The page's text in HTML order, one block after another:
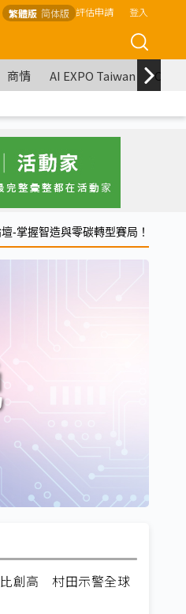
繁體版 简体版 評估申請 登入
商情 AI EXPO Taiwan
-掌握智造與零碳轉型賽局！
比創高 村田示警全球